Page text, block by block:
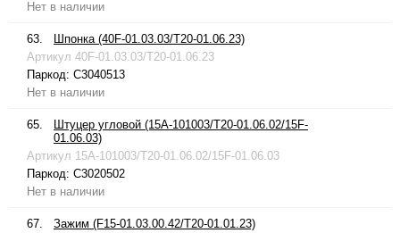
Нет в наличии
63.
Шпонка (40F-01.03.03/T20-01.06.23)
Артикул 40F-01.03.03/T20-01.06.23
Паркод: C3040513
Нет в наличии
65.
Штуцер угловой (15A-101003/T20-01.06.02/15F-
01.06.03)
Артикул 15A-101003/T20-01.06.02/15F-01.06.03
Паркод: C3020502
Нет в наличии
67.
Зажим (F15-01.03.00.42/T20-01.01.23)